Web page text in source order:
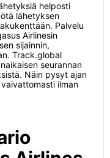
helposti
lähetyksen
Palvelu
Airlinesin
sijainnin,
Track.global
seurannan
Näin pysyt ajan
ilman